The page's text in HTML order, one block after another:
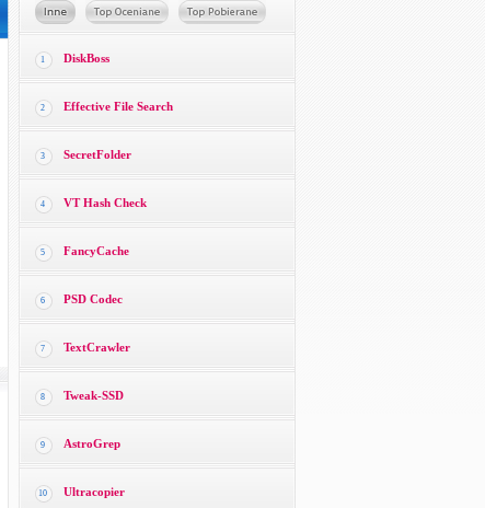
1 DiskBoss
2 Effective File Search
3 SecretFolder
4 VT Hash Check
5 FancyCache
6 PSD Codec
7 TextCrawler
8 Tweak-SSD
9 AstroGrep
10 Ultracopier